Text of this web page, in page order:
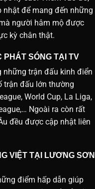
nhật để mang đến những
người hâm mộ được
kỳ chân thật.
SÓNG TẠI TV
những trận đấu kinh điển
trận đấu lớn thường
World Cup, La Liga,
Ngoài ra còn rất
đều được cập nhật liên
VIỆT TẠI LƯƠNG SƠN
điểm hấp dẫn giúp